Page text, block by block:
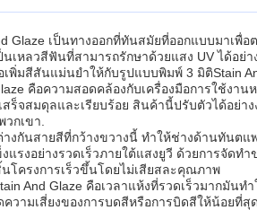
Glaze เป็นทางออกที่ทันสมัยที่ออกแบบมาเ
หลวสีฟันที่สามารถรักษาด้วยแสง UV ได้อย่
มสีสันแม่นยําให้กับรูปแบบพิมพ์ 3 มิติStain
คือความสอดคล้องกับเครื่องมือการใช้งาน
ร็จสมดุลและเรียบร้อย สินค้านี้ปรับตัวได้อย่
กเขา.
างกันสายสีที่กว้างขวางนี้ ทําให้ช่างด้านทั
แรงอย่างรวดเร็วภายใต้แสงยูวี ด้วยการจั
นโครงการเร็วขึ้นโดยไม่เสียสละคุณภาพ
And Glaze คือเวลาแห้งที่รวดเร็วมากมัน
วามเสี่ยงของการบดสีหรือการบิดสีให้น้อย